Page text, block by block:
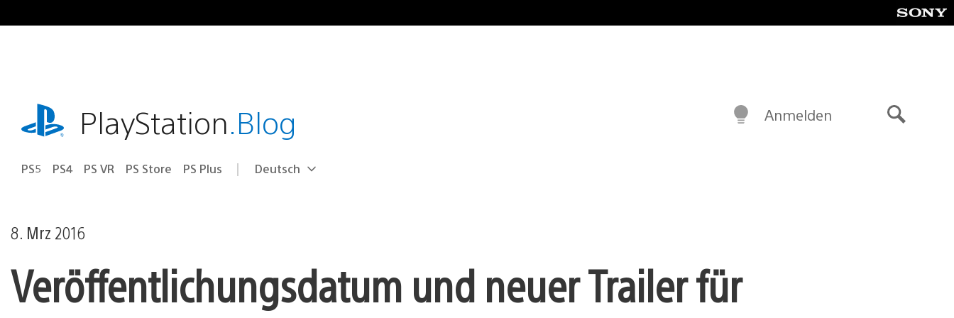
Inhalt
playstation.comPlayStation.Blog
PS5 PS4 PS VR PS Store PS Plus Select
Aktuelle
Deutsch
Anmelden
8. Mrz 2016
Veröffentlichungsdatum und neuer Trailer für